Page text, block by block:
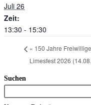
Juli 26
Zeit:
13:30 - 15:30
« 150 Jahre
Limesfest 2026
Suchen